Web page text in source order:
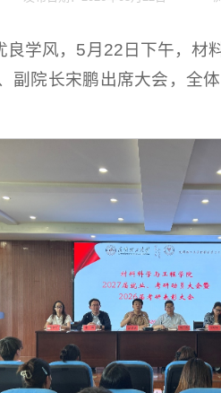
学风，5月22日下午，
副院长宋鹏出席大会，全